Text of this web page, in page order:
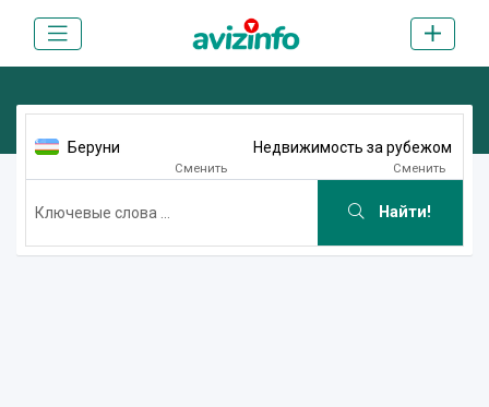
Беруни
Сменить
Недвижимость за рубежом
Сменить
Найти!